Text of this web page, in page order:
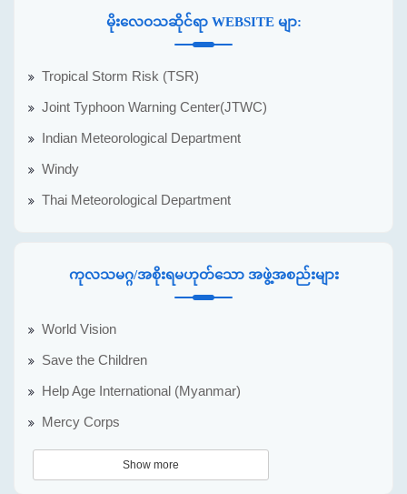
မိုးလေဝသဆိုင်ရာ WEBSITE မျာ:
Tropical Storm Risk (TSR)
Joint Typhoon Warning Center(JTWC)
Indian Meteorological Department
Windy
Thai Meteorological Department
ကုလသမဂ္ဂ/အစိုးရမဟုတ်သော အဖွဲ့အစည်းများ
World Vision
Save the Children
Help Age International (Myanmar)
Mercy Corps
Show more